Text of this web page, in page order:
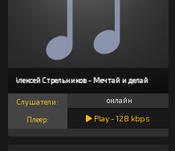
Алексей Стрельников - Мечтай и делай
Слушатели: онлайн
Плеер: Play -128 kbps